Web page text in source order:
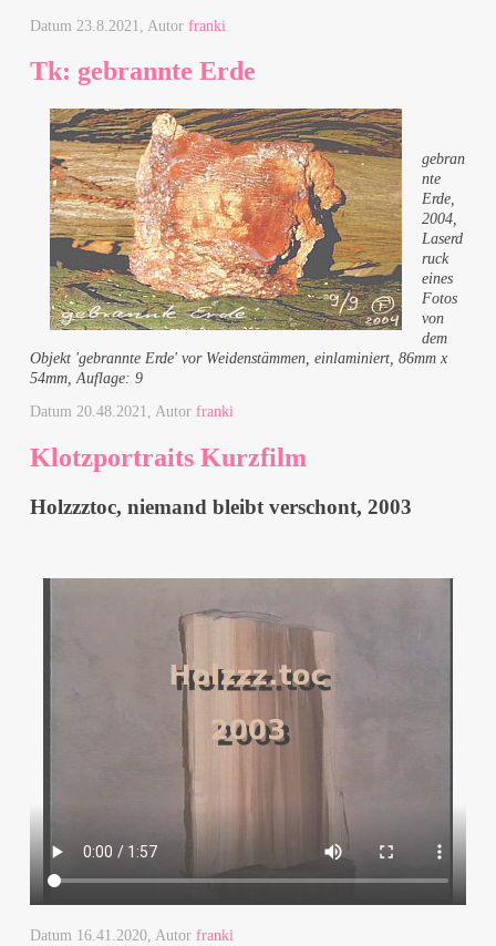
Datum 23.8.2021 , Autorfranki
Tk: gebrannte Erde
gebran
nte
Erde,
2004,
Laserd
ruck
eines
Fotos
von
dem
Objekt 'gebrannte Erde' vor Weidenstämmen, einlaminiert, 86mm x
54mm, Auflage: 9
Datum20.48.2021, Autorfranki
Klotzportraits Kurzfilm
Holzzztoc, niemand bleibt verschont, 2003
Datum 16.41.2020 , Autorfranki